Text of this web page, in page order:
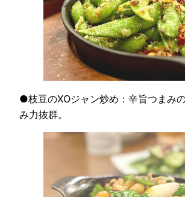
●枝豆のXOジャン炒め：辛旨つまみ
み力抜群。